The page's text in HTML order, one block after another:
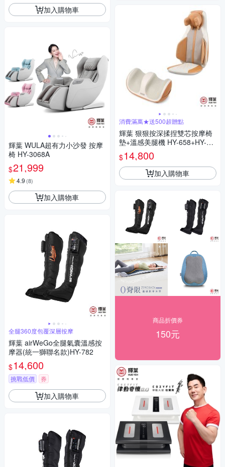
加入購物車
輝葉 WULA超有力小沙發 按摩
椅 HY-3068A
$21,999
4.9 (8)
加入購物車
全腿360度包覆深層按摩
輝葉 airWeGo全腿氣囊溫感按
摩器(統一獅聯名款)HY-782
$14,600
挑戰低價 券
加入購物車
消費滿萬★送500超贈點
輝葉 狠狠按深揉捏雙芯按摩椅
墊+溫感美腿機 HY-658+HY-75
$14,800
加入購物車
商品折價券
150元